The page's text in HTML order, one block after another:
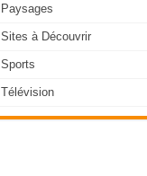
Paysages
Sites à Découvrir
Sports
Télévision